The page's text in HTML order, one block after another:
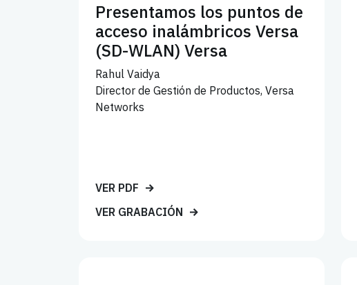
Presentamos los puntos de
acceso inalámbricos Versa
(SD-WLAN) Versa
Rahul Vaidya
Director de Gestión de Productos, Versa
Networks
VER PDF
VER GRABACIÓN